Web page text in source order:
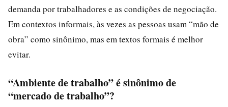
demanda por trabalhadores e as condições de negociação.
Em contextos informais, às vezes as pessoas usam “mão de
obra” como sinônimo, mas em textos formais é melhor
evitar.
“Ambiente de trabalho” é sinônimo de
“mercado de trabalho”?